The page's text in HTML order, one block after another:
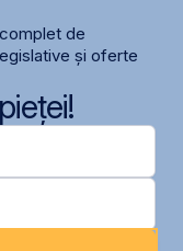
de
și oferte